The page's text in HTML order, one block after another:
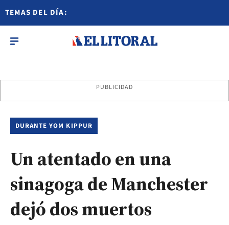
TEMAS DEL DÍA:
PUBLICIDAD
DURANTE YOM KIPPUR
Un atentado en una
sinagoga de Manchester
dejó dos muertos